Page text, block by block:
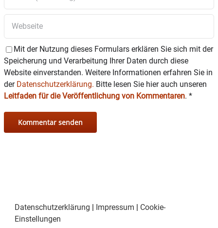
Mit der Nutzung dieses Formulars erklären Sie sich mit der
Speicherung und Verarbeitung Ihrer Daten durch diese
Website einverstanden. Weitere Informationen erfahren Sie in
der Datenschutzerklärung. Bitte lesen Sie hier auch unseren
Leitfaden für die Veröffentlichung von Kommentaren. *
Datenschutzerklärung | Impressum | Cookie-
Einstellungen